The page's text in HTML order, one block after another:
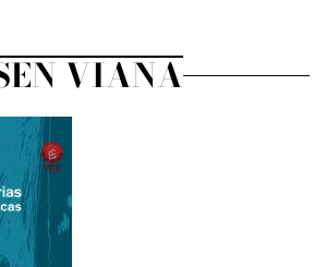
VIANA